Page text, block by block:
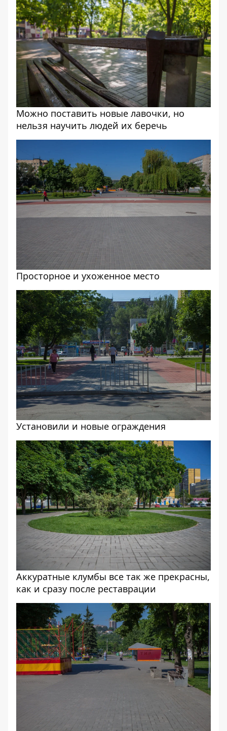
Можно поставить новые лавочки, но
нельзя научить людей их беречь
Просторное и ухоженное место
Установили и новые ограждения
Аккуратные клумбы все так же прекрасны,
как и сразу после реставрации